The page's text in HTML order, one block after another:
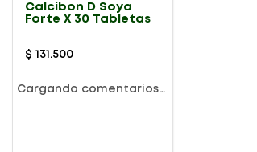
Calcibon D Soya
Forte X 30 Tabletas
$ 131 .500
Cargando comentarios…